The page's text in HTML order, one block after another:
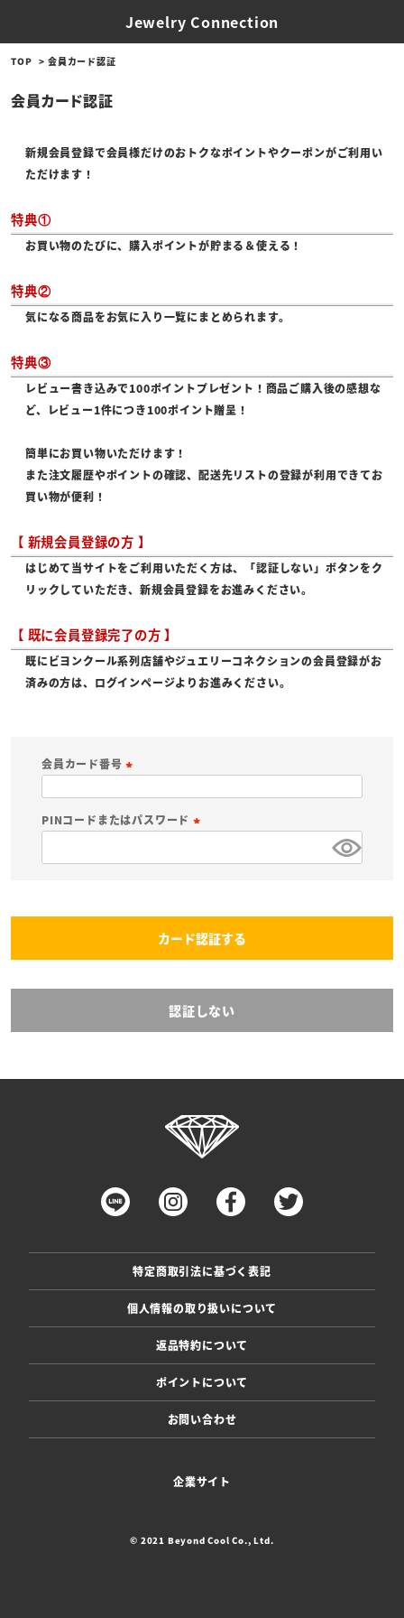
Jewelry Connection
TOP 会員カード認証
会員カード認証
新規会員登録で会員様だけのおトクなポイントやクーポンがご利用い
ただけます！
特典①
お買い物のたびに、購入ポイントが貯まる＆使える！
特典②
気になる商品をお気に入り一覧にまとめられます。
特典③
レビュー書き込みで100ポイントプレゼント！商品ご購入後の感想な
ど、レビュー1件につき100ポイント贈呈！
簡単にお買い物いただけます！
また注文履歴やポイントの確認、配送先リストの登録が利用できてお
買い物が便利！
【 新規会員登録の方 】
はじめて当サイトをご利用いただく方は、「認証しない」ボタンをク
リックしていただき、新規会員登録をお進みください。
【 既に会員登録完了の方 】
既にビヨンクール系列店舗やジュエリーコネクションの会員登録がお
済みの方は、ログインページよりお進みください。
会員カード番号
必
須
PINコードまたはパスワード
)
カード認証する
認証しない
特定商取引法に基づく表記
個人情報の取り扱いについて
返品特約について
ポイントについて
お問い合わせ
企業サイト
© 2021 Beyond Cool Co., Ltd.